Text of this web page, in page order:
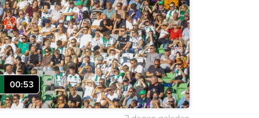
00:53